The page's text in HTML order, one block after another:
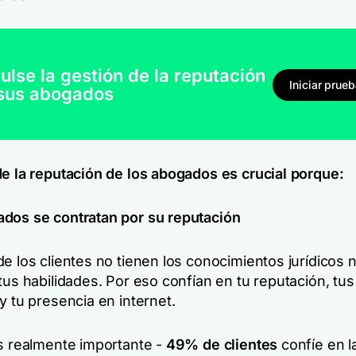
la gestión de la reputación
abogados
Iniciar
la reputación de los abogados es crucial porque:
se contratan por su reputación
los clientes no tienen los conocimientos jurídicos
habilidades. Por eso confían en tu reputación, tus
tu presencia en internet.
realmente importante - 49% de clientes confíe en